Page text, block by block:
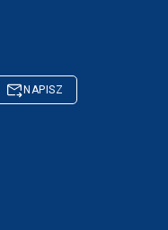
NAPISZ